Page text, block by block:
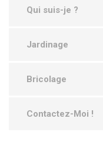
Qui suis-je ?
Jardinage
Bricolage
Contactez-Moi !